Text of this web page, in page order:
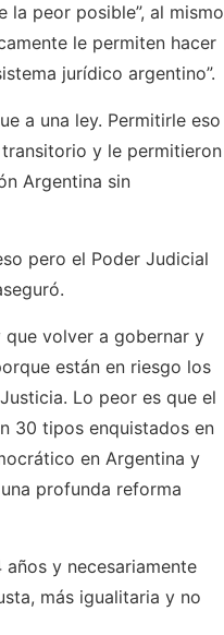
peor posible”, al mismo
le permiten hacer
jurídico argentino”.
a una ley. Permitirle eso
y le permitieron
Argentina sin
pero el Poder Judicial
que volver a gobernar y
están en riesgo los
Lo peor es que el
30 tipos enquistados en
en Argentina y
profunda reforma
y necesariamente
más igualitaria y no